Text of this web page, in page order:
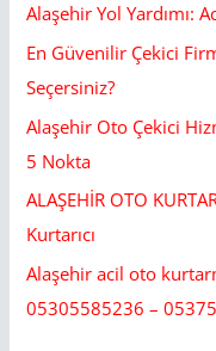
Alaşehir Yol Yardımı:
En Güvenilir Çekici
Seçersiniz?
Alaşehir Oto Çekici
5 Nokta
ALAŞEHİR OTO
Kurtarıcı
Alaşehir acil oto
05305585236 –